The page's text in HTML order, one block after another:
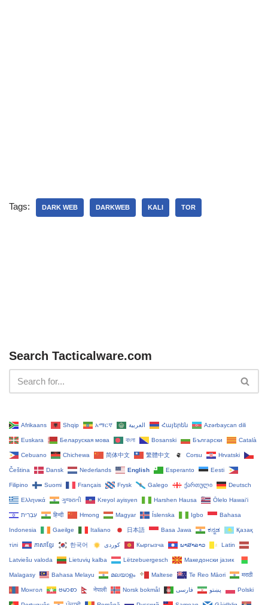
Tags: DARK WEB DARKWEB KALI TOR
Search Tacticalware.com
Afrikaans Shqip አማርኛ العربية Հայերեն Azərbaycan dili
Euskara Беларуская мова বাংলা Bosanski Български Català
Cebuano Chichewa 简体中文 繁體中文 Corsu Hrvatski
Čeština‎ Dansk Nederlands English Esperanto Eesti
Filipino Suomi Français Frysk Galego ქართული Deutsch
Ελληνικά ગુજરાતી Kreyol ayisyen Harshen Hausa Ōlelo Hawaiʻi
עִבְרִית हिन्दी Hmong Magyar Íslenska Igbo Bahasa
Indonesia Gaeilge Italiano 日本語 Basa Jawa ಕನ್ನಡ Қазақ
тілі ភាសាខ្មែរ 한국어 Кыргызча ພາສາລາວ Latin
Latviešu valoda Lietuvių kalba Lëtzebuergesch Македонски јазик
Malagasy Bahasa Melayu മലയാളം Maltese Te Reo Māori मराठी
Монгол ဗမာစာ नेपाली Norsk bokmål پښتو فارسی Polski